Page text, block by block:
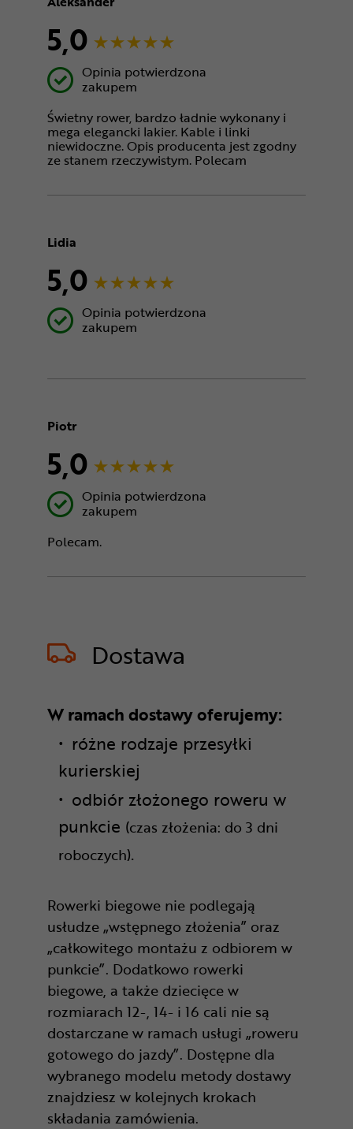
5,0
Opinia potwierdzona
zakupem
Świetny rower, bardzo ładnie wykonany i
mega elegancki lakier. Kable i linki
niewidoczne. Opis producenta jest zgodny
ze stanem rzeczywistym. Polecam
Lidia
5,0
Opinia potwierdzona
zakupem
Piotr
5,0
Opinia potwierdzona
zakupem
Polecam.
Dostawa
W ramach dostawy oferujemy:
różne rodzaje przesyłki
kurierskiej
odbiór złożonego roweru w
punkcie (czas złożenia: do 3 dni
roboczych).
Rowerki biegowe nie podlegają
usłudze „wstępnego złożenia” oraz
„całkowitego montażu z odbiorem w
punkcie”. Dodatkowo rowerki
biegowe, a także dziecięce w
rozmiarach 12-, 14- i 16 cali nie są
dostarczane w ramach usługi „roweru
gotowego do jazdy”. Dostępne dla
wybranego modelu metody dostawy
znajdziesz w kolejnych krokach
składania zamówienia.